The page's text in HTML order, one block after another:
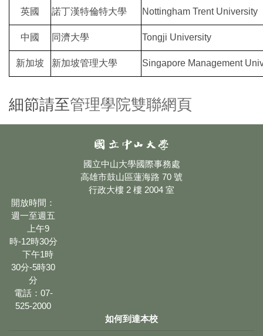
英國 諾丁漢特倫特大學 Nottingham Trent University
中國 同濟大學 Tongji University
新加坡 新加坡管理大學 Singapore Management
細節請至管理學院雙聯網頁
國立中山大學國際事務處
高雄市鼓山區蓮海路 70 號
行政大樓 2 樓 2004 室
開放時間：
週一至週五
上午9
時-12時30分
下午1時
30分-5時30
分
電話：07-
525-2000
如何到達本校